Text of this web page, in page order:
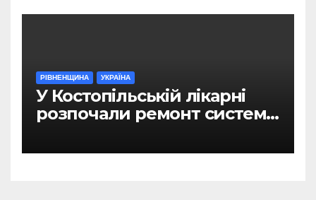
РІВНЕНЩИНА УКРАЇНА
У Костопільській лікарні
розпочали ремонт системи